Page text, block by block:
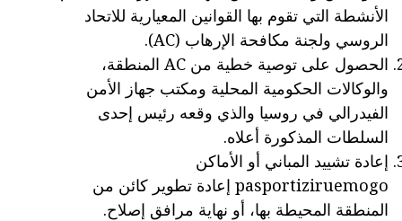
الأنشطة التي تقوم بها القوانين المعيارية للاتحاد
الروسي ولجنة مكافحة الإرهاب (AC).
الحصول على توصية خطية من AC المنطقة،
والوكالات الحكومية المحلية ومكتب جهاز الأمن
الفيدرالي في روسيا والذي وقعه رئيس إحدى
السلطات المذكورة أعلاه.
إعادة تشييد المباني أو الأماكن
pasportiziruemogo إعادة تطوير كائن من
المنطقة المحيطة بها، أو نهاية مرافق إصلاح.